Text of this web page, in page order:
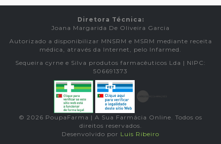
Diretora Técnica:
Joana Margarida De Oliveira Garcia
Autorizado a disponibilizar MNSRM e MSRM mediante receita
médica, através da Internet, pelo Infarmed.
Sequeira cyrne e Silva produtos farmacêuticos Lda | NIPC:
506691373
© 2026 PoupaFarma | A Sua Farmácia Online. Todos os
direitos reservados.
Desenvolvido por Luis Ribeiro